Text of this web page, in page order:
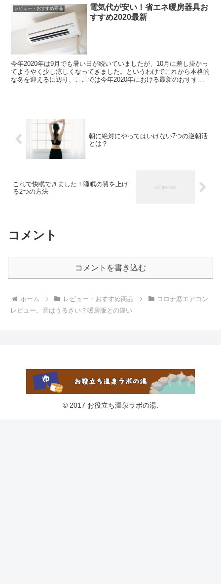
レビュー・おすすめ商品
電気代が安い！省エネ暖房器具お
すすめ2020最新
今年2020年は9月でも暑い日が続いていましたが、10月に差し掛かっ
てようやく少し涼しくなってきました。というわけでこれから本格的
な冬を迎えるに辺り、ここでは今年2020年における最新のおすすめ
朝に絶対にやってはいけない7つの逆朝活
とは？
これで快眠できました！睡眠の質を上げ
る2つの方法
コメント
コメントを書き込む
ホーム レビュー・おすすめ商品
コロナ窓エアコン
レビュー。音はうるさい？暖房版との違い
© 2017 お役立ち温泉ラボの湯.